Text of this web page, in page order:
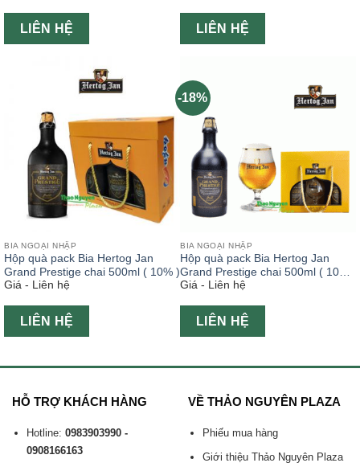
LIÊN HỆ LIÊN HỆ
BIA NGOẠI NHẬP
Hộp quà pack Bia Hertog Jan
Grand Prestige chai 500ml ( 10% )
Giá - Liên hệ
LIÊN HỆ
-18%
BIA NGOẠI NHẬP
Hộp quà pack Bia Hertog Jan
Grand Prestige chai 500ml ( 10% )
bao gồm ly cao cấp
Giá - Liên hệ
LIÊN HỆ
HỖ TRỢ KHÁCH HÀNG
Hotline: 0983903990 -
0908166163
VỀ THẢO NGUYÊN PLAZA
Phiếu mua hàng
Giới thiệu Thảo Nguyên Plaza